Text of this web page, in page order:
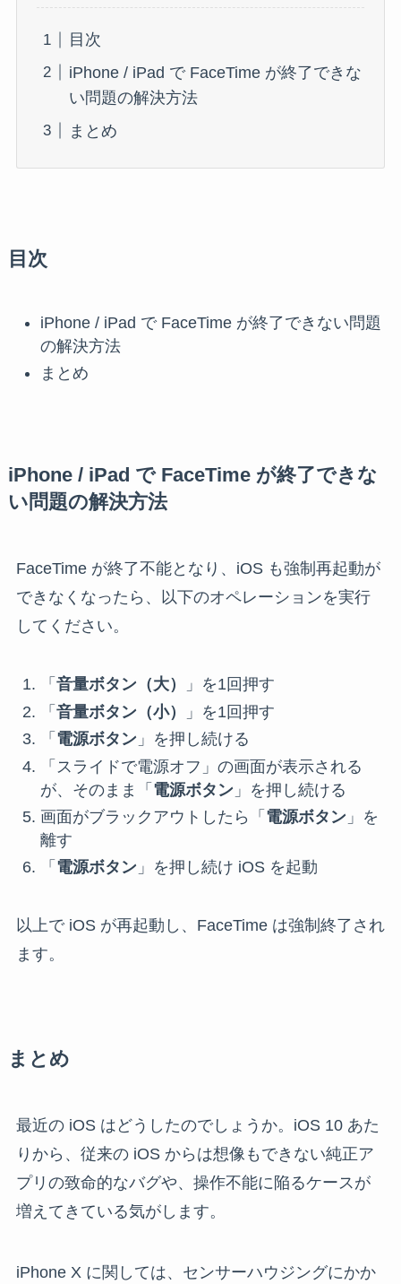
目次
iPhone / iPad で FaceTime が終了できな
い問題の解決方法
まとめ
目次
iPhone / iPad で FaceTime が終了できない問題
の解決方法
まとめ
iPhone / iPad で FaceTime が終了できな
い問題の解決方法
FaceTime が終了不能となり、iOS も強制再起動が
できなくなったら、以下のオペレーションを実行
してください。
「 音量ボタン（大）
」を1回押す
「 音量ボタン（小）
」を1回押す
「 電源ボタン」を押し続ける
「スライドで電源オフ」の画面が表示される
が、そのまま「 電源ボタン」を押し続ける
画面がブラックアウトしたら「 電源ボタン」を
離す
「 電源ボタン」を押し続け iOS を起動
以上で iOS が再起動し、FaceTime は強制終了され
ます。
まとめ
最近の iOS はどうしたのでしょうか。iOS 10 あた
りから、従来の iOS からは想像もできない純正ア
プリの致命的なバグや、操作不能に陥るケースが
増えてきている気がします。
iPhone X に関しては、センサーハウジングにかか